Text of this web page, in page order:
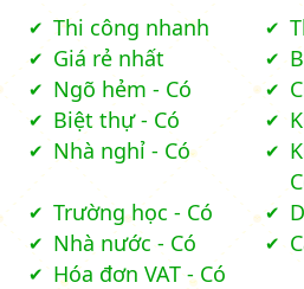
Thi công nhanh
Giá rẻ nhất
Ngõ hẻm - Có
Biệt thự - Có
Nhà nghỉ - Có
Trường học - Có
Nhà nước - Có
Hóa đơn VAT - Có